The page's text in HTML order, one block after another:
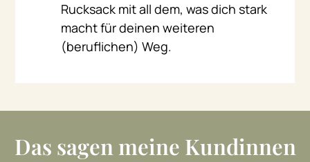
Rucksack mit all dem, was dich stark
macht für deinen weiteren
(beruflichen) Weg.
Das sagen meine Kundinnen